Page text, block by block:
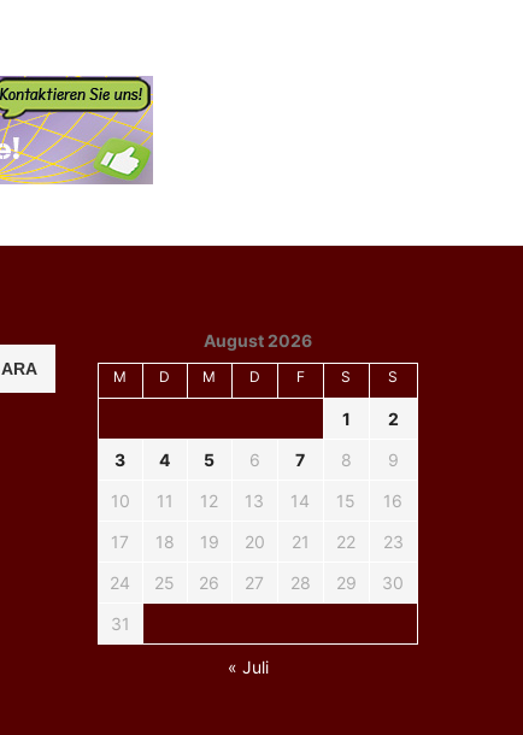
ARA
August 2026
M D M D F S S
1
2
3
4 5 6 7 8
9
10
11 12 13 14 15
16
17
18 19 20 21 22
23
24
25 26 27 28 29
30
31
« Juli